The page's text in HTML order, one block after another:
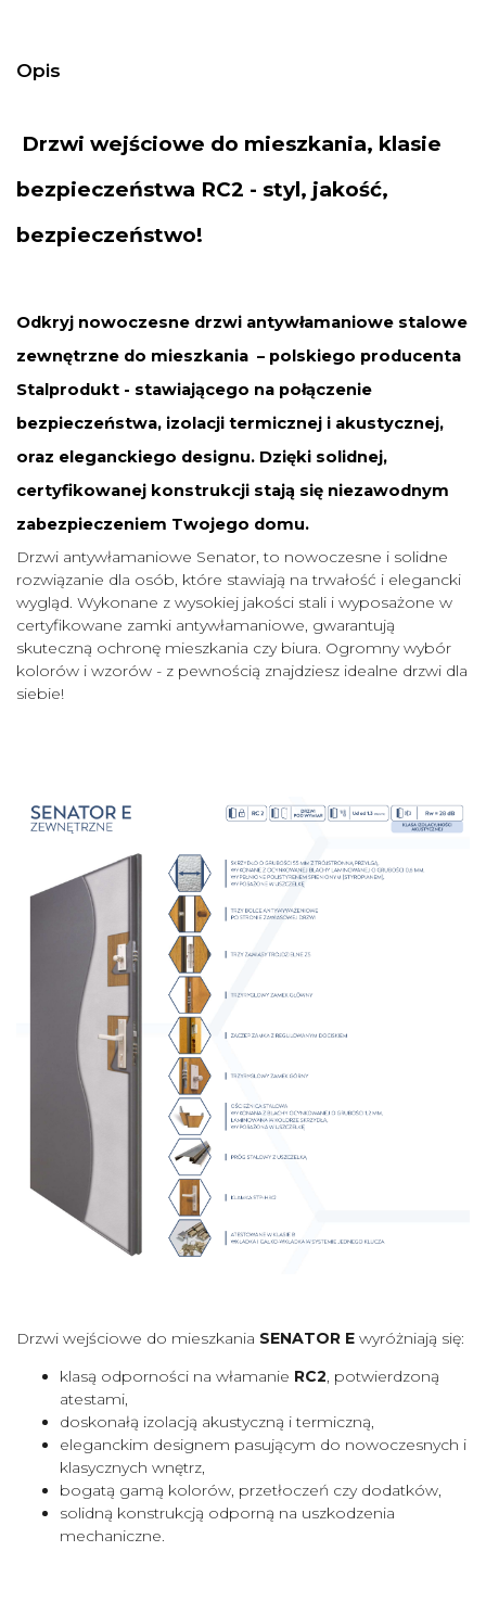
Opis
Drzwi wejściowe do mieszkania, klasie
bezpieczeństwa RC2 - styl, jakość,
bezpieczeństwo!
Odkryj nowoczesne drzwi antywłamaniowe stalowe
zewnętrzne do mieszkania – polskiego producenta
Stalprodukt - stawiającego na połączenie
bezpieczeństwa, izolacji termicznej i akustycznej,
oraz eleganckiego designu. Dzięki solidnej,
certyfikowanej konstrukcji stają się niezawodnym
zabezpieczeniem Twojego domu.
Drzwi antywłamaniowe Senator, to nowoczesne i solidne
rozwiązanie dla osób, które stawiają na trwałość i elegancki
wygląd. Wykonane z wysokiej jakości stali i wyposażone w
certyfikowane zamki antywłamaniowe, gwarantują
skuteczną ochronę mieszkania czy biura. Ogromny wybór
kolorów i wzorów - z pewnością znajdziesz idealne drzwi dla
siebie!
Drzwi wejściowe do mieszkania SENATOR E wyróżniają się:
klasą odporności na włamanie RC2, potwierdzoną
atestami,
doskonałą izolacją akustyczną i termiczną,
eleganckim designem pasującym do nowoczesnych i
klasycznych wnętrz,
bogatą gamą kolorów, przetłoczeń czy dodatków,
solidną konstrukcją odporną na uszkodzenia
mechaniczne.